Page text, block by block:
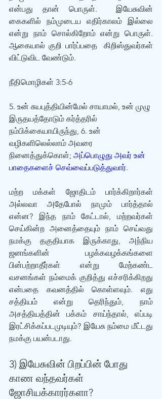
என்பது தான் பொருள்.  இயேசுவின்
கைகளில் நம்முடைய எதிர்காலம் இல்லை
என்று நாம் சொல்கிறோம் என்று பொருள்.
ஆகையால் குறி பார்ப்பதை  கிறிஸ்துவர்கள்
விட்டுவிட வேண்டும்.
நீதிமொழிகள் 3:5-6
5. உன் சுயபுத்தியின்மேல் சாயாமல், உன் முழு
இருதயத்தோடும் கர்த்தரில்
நம்பிக்கையாயிருந்து, 6. உன்
வழிகளிலெல்லாம் அவரை
நினைத்துக்கொள்; அப்பொழுது அவர் உன்
பாதைகளைச் செவ்வைப்படுத்துவார்.
மற்ற மக்கள் ஜோதிடம் பார்க்கிறார்கள்
அல்லவா அதேபோல் நாமும் பார்த்தால்
என்ன? இந்த நாம் கேட்டால், மற்றவர்கள்
செய்கின்ற அனைத்தையும் நாம் செய்வது
நமக்கு தகுதியாக இருக்காது, அந்நிய
ஜனங்களின் பழக்கவழக்கங்களை
பின்பற்றாதீர்கள் என்று மேற்கண்ட
வசனங்கள் நம்மைக் குறித்து எச்சரிக்கிறது
என்பதை கவனத்தில் கொள்ளவும். எது
சத்தியம் என்று தெரிந்தும், நாம்
அசத்தியத்தின் பக்கம் சாய்ந்தால், எப்படி
இரட்சிக்கப்படமுடியும்? இயேசு நம்மை மீட்டது
நமக்கு பயன்படாது.
3) இயேசுவின் பிறப்பின் போது
காண வந்தவர்கள்
ஜோசியக்காரர்களா?